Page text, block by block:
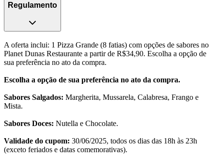
Regulamento
A oferta inclui: 1 Pizza Grande (8 fatias) com opções de sabores no
Planet Dunas Restaurante a partir de R$34,90. Escolha a opção de
sua preferência no ato da compra.
Escolha a opção de sua preferência no ato da compra.
Sabores Salgados: Margherita, Mussarela, Calabresa, Frango e
Mista.
Sabores Doces: Nutella e Chocolate.
Validade do cupom: 30/06/2025, todos os dias das 18h às 23h
(exceto feriados e datas comemorativas).